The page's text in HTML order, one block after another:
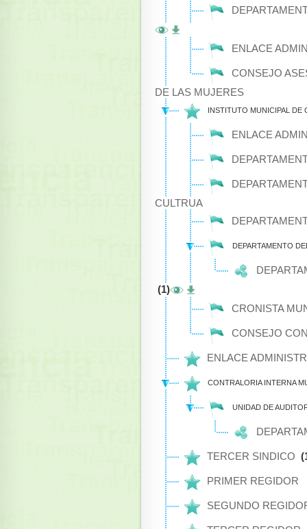
ENLACE
CONSEJO
DE LAS MUJERES
INSTITUTO MUNICIPAL DE
ENLACE
CULTRUA
DEPARTAMENTO
(1)
CRONISTA
CONSEJO
ENLACE
CONTRALORIA INTERNA
UNIDAD DE
TERCER SINDICO
PRIMER REGIDOR
SEGUNDO